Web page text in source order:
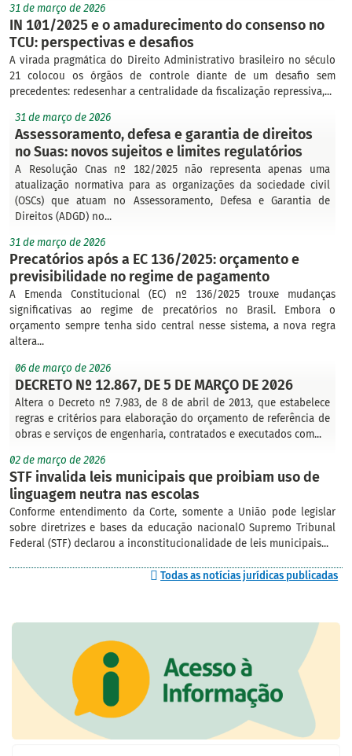
31 de março de 2026
IN 101/2025 e o amadurecimento do consenso no
TCU: perspectivas e desafios
A virada pragmática do Direito Administrativo brasileiro no século
21 colocou os órgãos de controle diante de um desafio sem
precedentes: redesenhar a centralidade da fiscalização repressiva,...
31 de março de 2026
Assessoramento, defesa e garantia de direitos
no Suas: novos sujeitos e limites regulatórios
A Resolução Cnas nº 182/2025 não representa apenas uma
atualização normativa para as organizações da sociedade civil
(OSCs) que atuam no Assessoramento, Defesa e Garantia de
Direitos (ADGD) no...
31 de março de 2026
Precatórios após a EC 136/2025: orçamento e
previsibilidade no regime de pagamento
A Emenda Constitucional (EC) nº 136/2025 trouxe mudanças
significativas ao regime de precatórios no Brasil. Embora o
orçamento sempre tenha sido central nesse sistema, a nova regra
altera...
06 de março de 2026
DECRETO Nº 12.867, DE 5 DE MARÇO DE 2026
Altera o Decreto nº 7.983, de 8 de abril de 2013, que estabelece
regras e critérios para elaboração do orçamento de referência de
obras e serviços de engenharia, contratados e executados com...
02 de março de 2026
STF invalida leis municipais que proibiam uso de
linguagem neutra nas escolas
Conforme entendimento da Corte, somente a União pode legislar
sobre diretrizes e bases da educação nacionalO Supremo Tribunal
Federal (STF) declarou a inconstitucionalidade de leis municipais...
Todas as notícias jurídicas publicadas